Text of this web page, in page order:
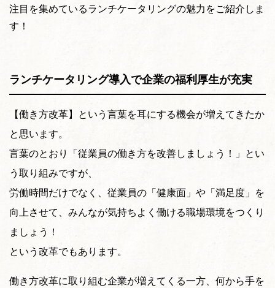
注目を集めているランチケータリングの魅力をご紹介しま
す！
ランチケータリング導入で企業の福利厚生が充実
【働き方改革】という言葉を耳にする機会が増えてきたか
と思います。
言葉のとおり「従業員の働き方を改善しましょう！」とい
う取り組みですが、
労働時間だけでなく、従業員の「健康面」や「満足度」を
向上させて、みんなが気持ちよく働ける職場環境をつくり
ましょう！
という改革でもあります。
働き方改革に取り組む企業が増えてくる一方、何から手を